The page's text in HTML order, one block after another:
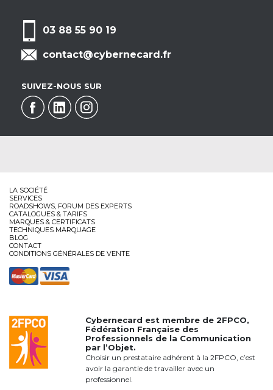
03 88 55 90 19
contact@cybernecard.fr
SUIVEZ-NOUS SUR
LA SOCIÉTÉ
SERVICES
ROADSHOWS, FORUM DES EXPERTS
CATALOGUES & TARIFS
MARQUES & CERTIFICATS
TECHNIQUES MARQUAGE
BLOG
CONTACT
CONDITIONS GÉNÉRALES DE VENTE
Cybernecard est membre de2FPCO,
Fédération Française des
Professionnels de la Communication
par l’Objet.
Choisir un prestataire adhérent à la 2FPCO, c’est
avoir la garantie de travailler avec un
professionnel.